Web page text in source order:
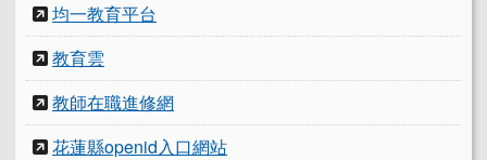
均一教育平台
教育雲
教師在職進修網
花蓮縣openid入口網站